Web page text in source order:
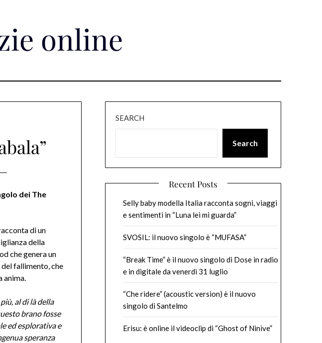
online
dei The
di un
della
che genera un
fallimento, che
anima.
al di là della
brano fosse
ed esplorativa e
speranza
SEARCH
Search
Recent Posts
Selly baby modella Italia racconta sogni, viaggi
e sentimenti in “Luna lei mi guarda”
SVOSIL: il nuovo singolo è “MUFASA”
“Break Time” è il nuovo singolo di Dose in radio
e in digitale da venerdì 31 luglio
“Che ridere” (acoustic version) è il nuovo
singolo di Santelmo
Erisu: è online il videoclip di “Ghost of Ninive”